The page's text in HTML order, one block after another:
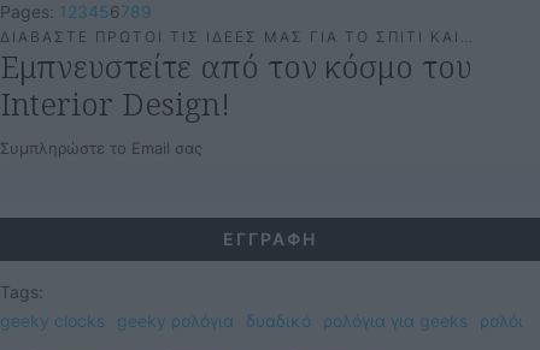
Pages: 123456789
ΔΙΑΒΑΣΤΕ ΠΡΩΤΟΙ ΤΙΣ ΙΔΕΕΣ ΜΑΣ ΓΙΑ ΤΟ ΣΠΙΤΙ ΚΑΙ…
Εμπνευστείτε από τον κόσμο του
Interior Design!
Συμπληρώστε το Email σας
Tags:
geeky clocks
geeky ρολόγια δυαδικό ρολόγια για geeks
ρολόι